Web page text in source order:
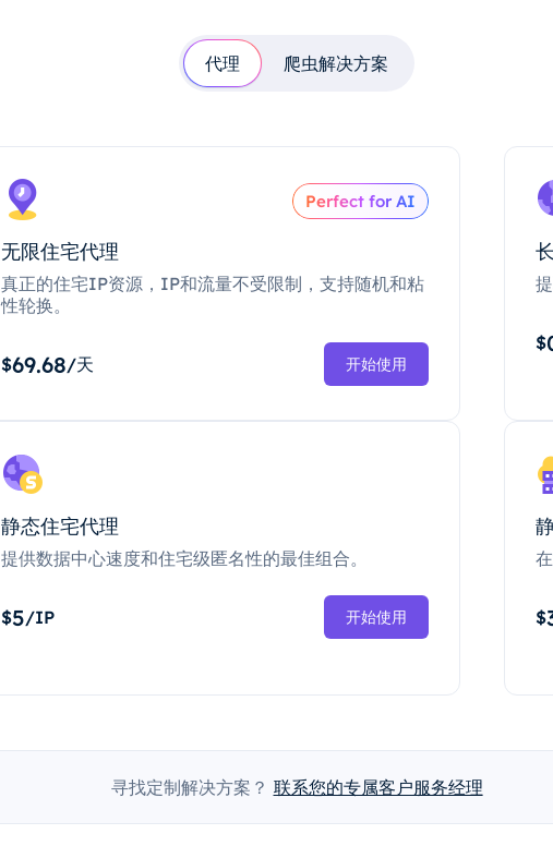
代理 爬虫解决方案
Perfect for AI
无限住宅代理
真正的住宅IP资源，IP和流量不受限制，支持随机和粘
性轮换。
$69.68/天 开始使用
$
静态住宅代理
提供数据中心速度和住宅级匿名性的最佳组合。
$5/IP 开始使用 $
寻找定制解决方案？ 联系您的专属客户服务经理